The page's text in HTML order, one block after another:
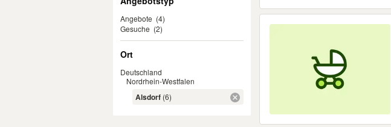
Angebote (4)
Gesuche (2)
Ort
Deutschland
Nordrhein-Westfalen
Alsdorf (6)